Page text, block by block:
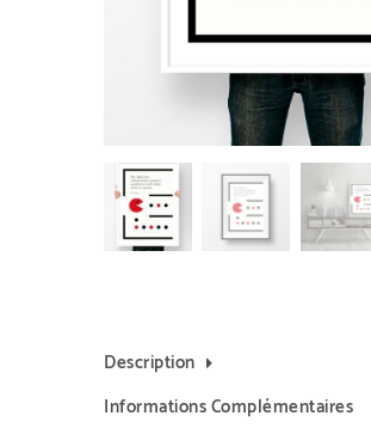
Description
Informations Complémentaires